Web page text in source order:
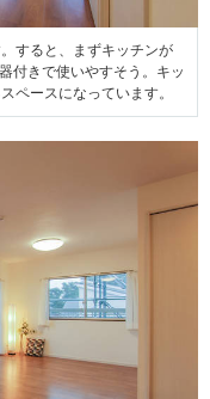
すると、まずキッチンが
付きで使いやすそう。キッ
ペースになっています。